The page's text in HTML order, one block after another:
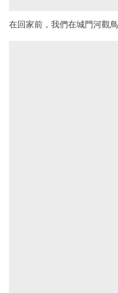
在回家前，我們在城門河觀鳥